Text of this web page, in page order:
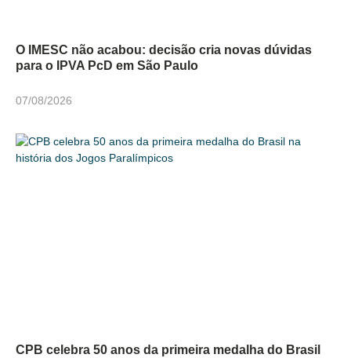
O IMESC não acabou: decisão cria novas dúvidas
para o IPVA PcD em São Paulo
07/08/2026
CPB celebra 50 anos da primeira medalha do Brasil